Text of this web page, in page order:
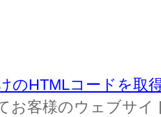
のHTMLコードを取
お客様のウェブサイ